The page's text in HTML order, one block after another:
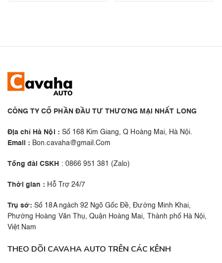
CÔNG TY CỔ PHẦN ĐẦU TƯ THƯƠNG MẠI NHẤT LONG
Địa chỉ Hà Nội : Số 168 Kim Giang, Q Hoàng Mai, Hà Nội.
Email : Bon.cavaha@gmail.Com
Tổng đài CSKH : 0866 951 381 (Zalo)
Thời gian : Hỗ Trợ 24/7
Trụ sở: Số 18A ngách 92 Ngõ Gốc Đề, Đường Minh Khai,
Phường Hoàng Văn Thụ, Quận Hoàng Mai, Thành phố Hà Nội,
Việt Nam
THEO DÕI CAVAHA AUTO TRÊN CÁC KÊNH